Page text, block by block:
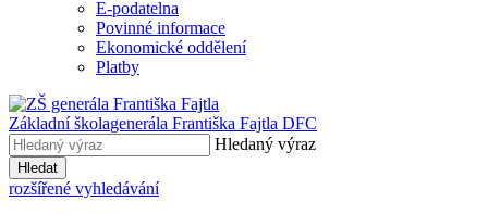
E-podatelna
Povinné informace
Ekonomické oddělení
Platby
Základní školagenerála Františka Fajtla DFC
Hledaný výraz
Hledat
rozšířené vyhledávání